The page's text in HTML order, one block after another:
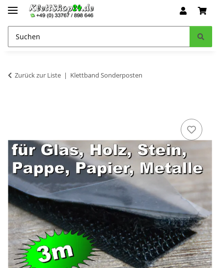
Zurück zur Liste Klettband Sonderposten